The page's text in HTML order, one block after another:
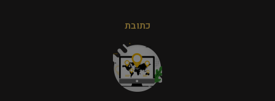
כתובת